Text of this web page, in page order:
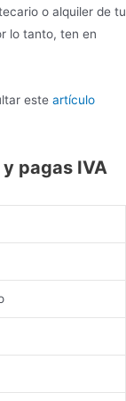
o alquiler de tu
lo tanto, ten en
este artículo
pagas IVA